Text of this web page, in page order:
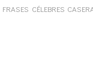
FRASES CÉLEBRES